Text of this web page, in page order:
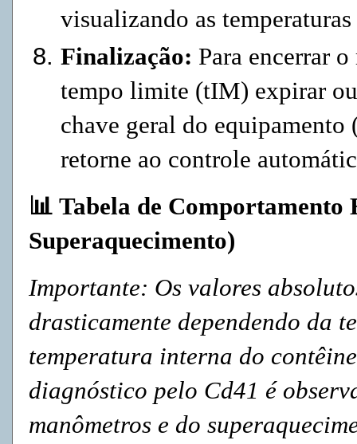
visualizando as
Finalização: Para encerrar
tempo limite (tIM) expirar
chave geral do equipamento
retorne ao controle
📊 Tabela de Comportamento
Superaquecimento)
Importante: Os valores
drasticamente dependendo da
temperatura interna do
diagnóstico pelo Cd41 é
manômetros e do